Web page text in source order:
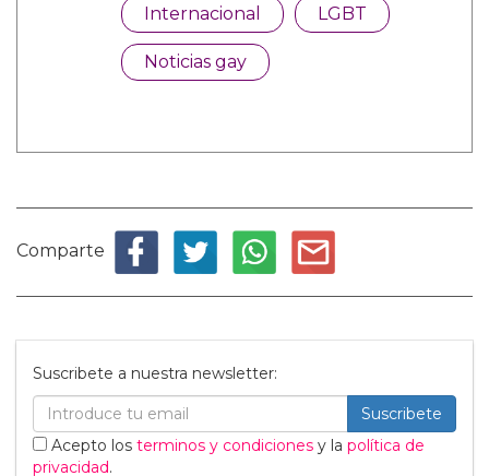
Internacional LGBT
Noticias gay
Comparte
Suscribete a nuestra newsletter:
Suscribete
Acepto los terminos y condiciones y la política de
privacidad.